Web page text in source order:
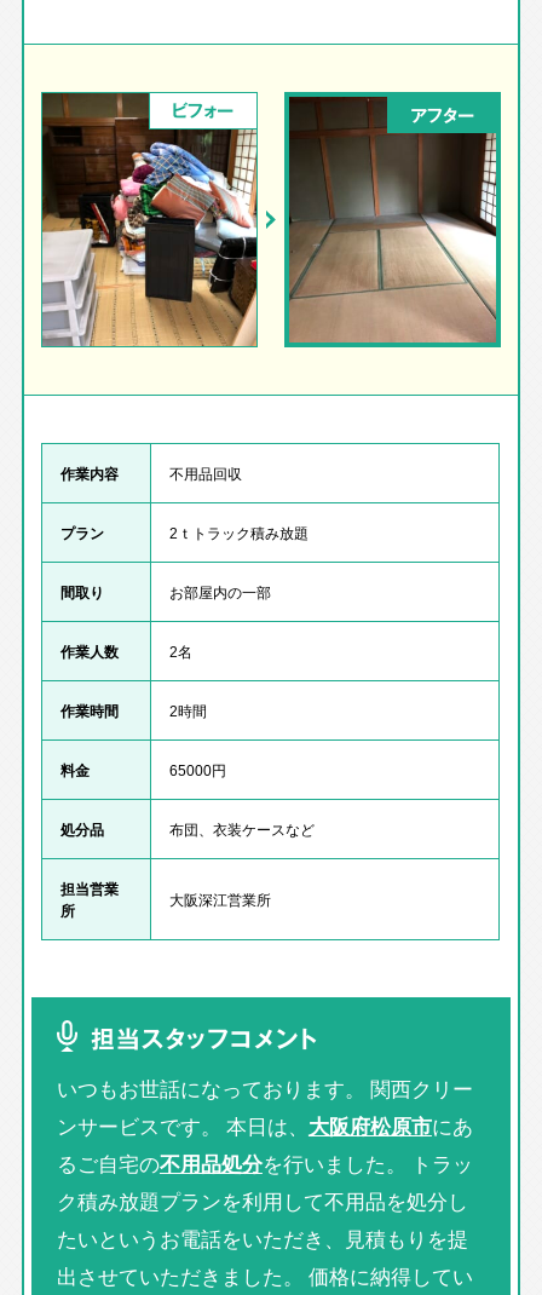
ビフォー アフター
作業内容 不用品回収
プラン 2ｔトラック積み放題
間取り お部屋内の一部
作業人数 2名
作業時間 2時間
料金 65000円
処分品 布団、衣装ケースなど
担当営業
所
大阪深江営業所
担当スタッフコメント
いつもお世話になっております。 関西クリー
ンサービスです。 本日は、 大阪府松原市にあ
るご自宅の不用品処分を行いました。 トラッ
ク積み放題プランを利用して不用品を処分し
たいというお電話をいただき、見積もりを提
出させていただきました。 価格に納得してい